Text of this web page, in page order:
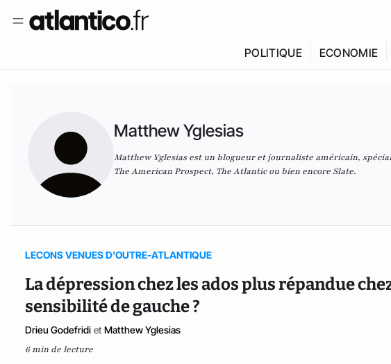
POLITIQUE ECONOMIE
Matthew Yglesias
Matthew Yglesias est un blogueur et journaliste américain,
The American Prospect, The Atlantic ou bien encore Slate.
LECONS VENUES D'OUTRE-ATLANTIQUE
La dépression chez les ados plus répandue
sensibilité de gauche ?
Drieu Godefridi et Matthew Yglesias
6 min de lecture